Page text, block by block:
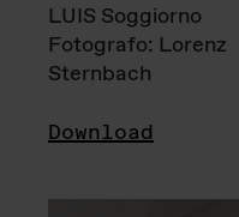
LUIS Soggiorno
Fotografo: Lorenz
Sternbach
Download